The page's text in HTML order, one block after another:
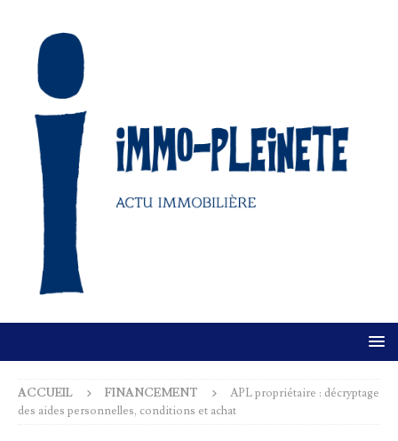
ACCUEIL FINANCEMENT
APL propriétaire : décryptage
des aides personnelles, conditions et achat